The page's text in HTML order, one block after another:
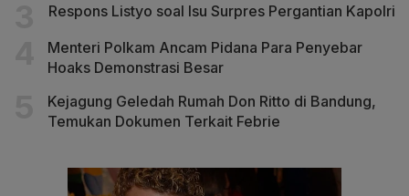
Respons Listyo soal Isu Surpres Pergantian Kapolri
Menteri Polkam Ancam Pidana Para Penyebar
Hoaks Demonstrasi Besar
Kejagung Geledah Rumah Don Ritto di Bandung,
Temukan Dokumen Terkait Febrie